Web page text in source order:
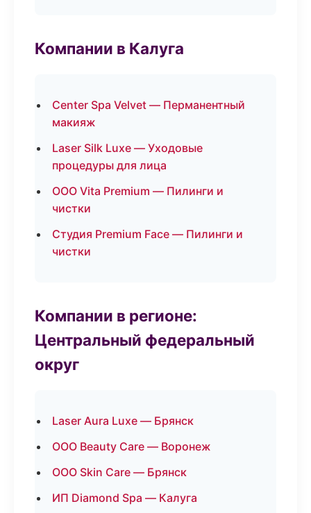
Компании в Калуга
Center Spa Velvet — Перманентный
макияж
Laser Silk Luxe — Уходовые
процедуры для лица
ООО Vita Premium — Пилинги и
чистки
Студия Premium Face — Пилинги и
чистки
Компании в регионе:
Центральный федеральный
округ
Laser Aura Luxe — Брянск
ООО Beauty Care — Воронеж
ООО Skin Care — Брянск
ИП Diamond Spa — Калуга